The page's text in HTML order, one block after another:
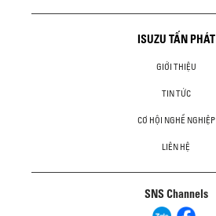
ISUZU TẤN PHÁT
GIỚI THIỆU
TIN TỨC
CƠ HỘI NGHỀ NGHIỆP
LIÊN HỆ
SNS Channels